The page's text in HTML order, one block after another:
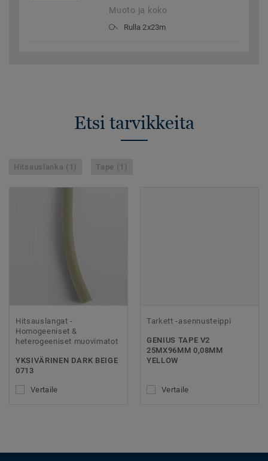
Muoto ja koko
Rulla 2x23m
Etsi tarvikkeita
Hitsauslanka (1) Tape (1)
Hitsauslangat -
Homogeeniset &
heterogeeniset muovimatot
YKSIVÄRINEN DARK BEIGE
0713
Vertaile
Tarkett -asennusteippi
GENIUS TAPE V2
25MX96MM 0,08MM
YELLOW
Vertaile